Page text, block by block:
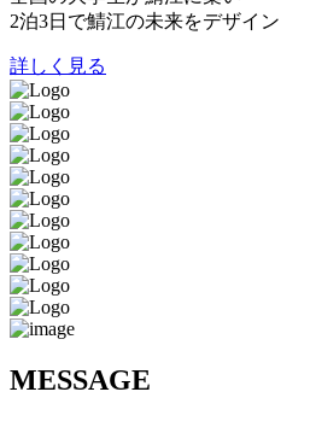
2泊3日で鯖江の未来をデザイン
詳しく見る
MESSAGE